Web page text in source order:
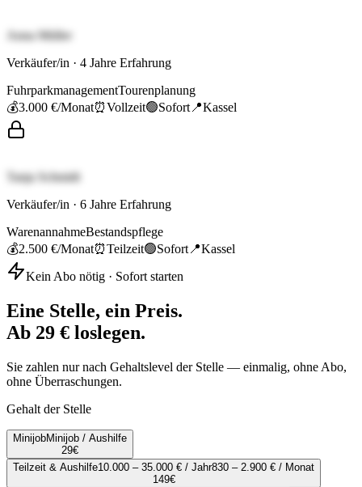
Anna Müller
Verkäufer/in · 4 Jahre Erfahrung
FuhrparkmanagementTourenplanung
💰3.000 €/Monat⏰Vollzeit🟢Sofort 📍Kassel
Tanja Schmidt
Verkäufer/in · 6 Jahre Erfahrung
WarenannahmeBestandspflege
💰2.500 €/Monat⏰Teilzeit🟢Sofort 📍Kassel
Kein Abo nötig · Sofort starten
Eine Stelle, ein Preis.
Ab 29 € loslegen.
Sie zahlen nur nach Gehaltslevel der Stelle — einmalig, ohne Abo,
ohne Überraschungen.
Gehalt der Stelle
MinijobMinijob / Aushilfe
29€
Teilzeit & Aushilfe10.000 – 35.000 € / Jahr830 – 2.900 € / Monat
149€